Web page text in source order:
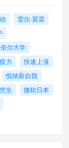
雷尔·莫雷
尔大学
力
快速上涨
悦纳新自我
生
微软日本